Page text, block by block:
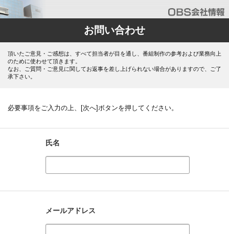
お問い合わせ
頂いたご意見・ご感想は、すべて担当者が目を通し、番組制作の参考および業務向上
のために使わせて頂きます。
なお、ご質問・ご意見に関してお返事を差し上げられない場合がありますので、ご了
承下さい。
必要事項をご入力の上、[次へ]ボタンを押してください。
氏名
メールアドレス